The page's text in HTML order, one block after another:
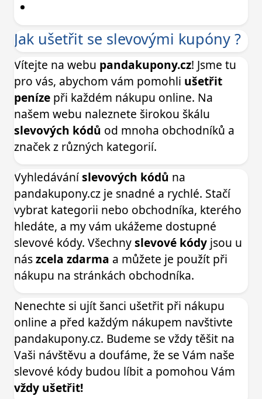
Jak ušetřit se slevovými kupóny ?
Vítejte na webu pandakupony.cz! Jsme tu
pro vás, abychom vám pomohli ušetřit
peníze při každém nákupu online. Na
našem webu naleznete širokou škálu
slevových kódů od mnoha obchodníků a
značek z různých kategorií.
Vyhledáváníslevových kódů na
pandakupony.cz je snadné a rychlé. Stačí
vybrat kategorii nebo obchodníka, kterého
hledáte, a my vám ukážeme dostupné
slevové kódy. Všechnyslevové kódy jsou u
nászcela zdarma a můžete je použít při
nákupu na stránkách obchodníka.
Nenechte si ujít šanci ušetřit při nákupu
online a před každým nákupem navštivte
pandakupony.cz. Budeme se vždy těšit na
Vaši návštěvu a doufáme, že se Vám naše
slevové kódy budou líbit a pomohou Vám
vždy ušetřit!